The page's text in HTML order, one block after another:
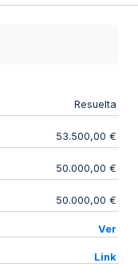
Resuelta
53.500,00 €
50.000,00 €
50.000,00 €
Ver
Link